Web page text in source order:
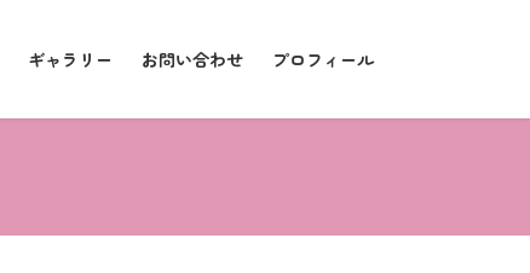
ギャラリー お問い合わせ プロフィール